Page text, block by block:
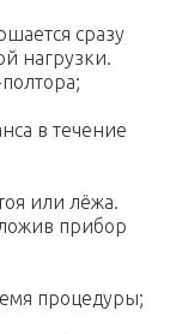
сразу
нагрузки.
в течение
или лёжа.
прибор
процедуры;